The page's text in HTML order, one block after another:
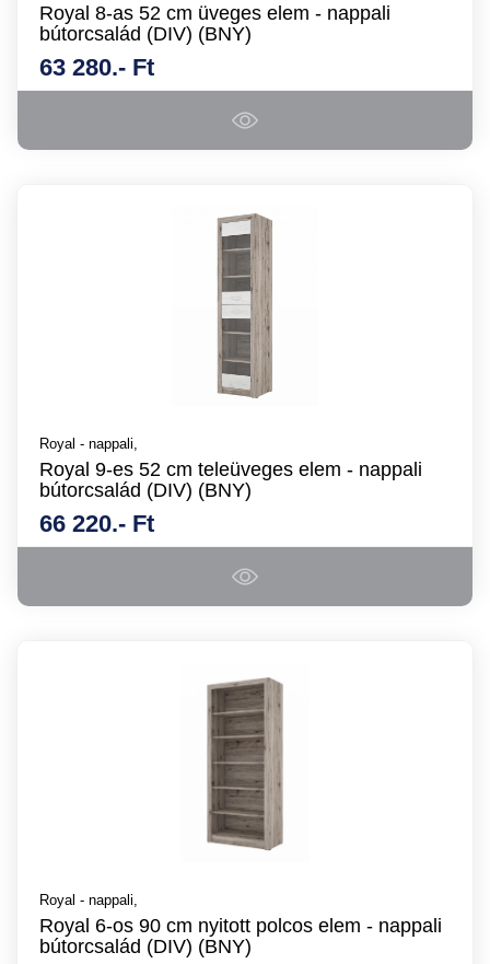
Royal 8-as 52 cm üveges elem - nappali
bútorcsalád (DIV) (BNY)
63 280.- Ft
Royal - nappali,
Royal 9-es 52 cm teleüveges elem - nappali
bútorcsalád (DIV) (BNY)
66 220.- Ft
Royal - nappali,
Royal 6-os 90 cm nyitott polcos elem - nappali
bútorcsalád (DIV) (BNY)